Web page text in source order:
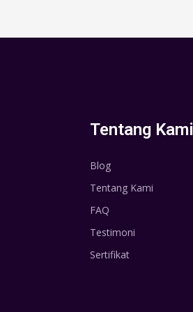
Tentang Kami
Blog
Tentang Kami
FAQ
Testimoni
Sertifikat